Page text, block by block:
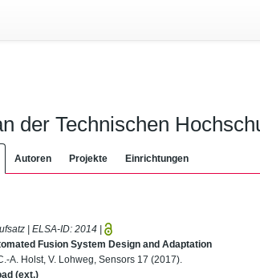
der Technischen
Autoren Projekte Einrichtungen
| ELSA-ID:2014 |
Fusion System Design and Adaptation
A. Holst, V. Lohweg, Sensors 17 (2017).
(ext.)